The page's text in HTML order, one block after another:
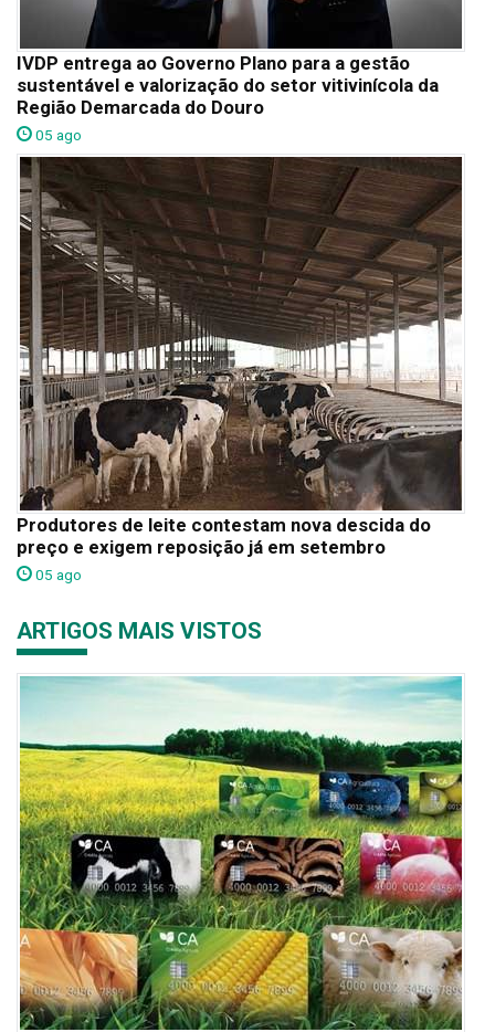
IVDP entrega ao Governo Plano para a gestão
sustentável e valorização do setor vitivinícola da
Região Demarcada do Douro
05 ago
Produtores de leite contestam nova descida do
preço e exigem reposição já em setembro
05 ago
ARTIGOS MAIS VISTOS